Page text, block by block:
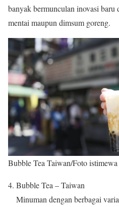
banyak bermunculan inovasi baru
mentai maupun dimsum goreng.
Bubble Tea Taiwan/Foto istimewa
Bubble Tea – Taiwan
Minuman dengan berbagai